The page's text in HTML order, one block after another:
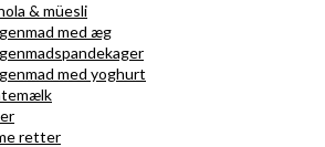
& müesli
med æg
med yoghurt
retter